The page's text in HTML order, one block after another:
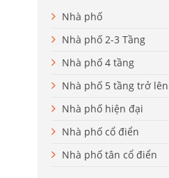
Nhà phố
Nhà phố 2-3 Tầng
Nhà phố 4 tầng
Nhà phố 5 tầng trở lên
Nhà phố hiện đại
Nhà phố cổ điển
Nhà phố tân cổ điển